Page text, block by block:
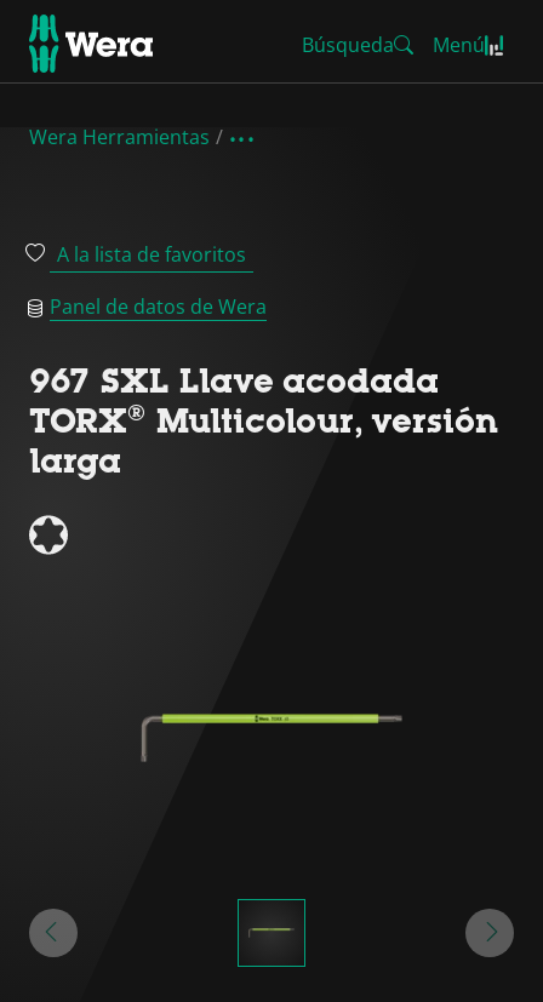
Búsqueda Menú
Wera Herramientas
A la lista de favoritos
Panel de datos de Wera
967 SXL Llave acodada
TORX® Multicolour, versión
larga